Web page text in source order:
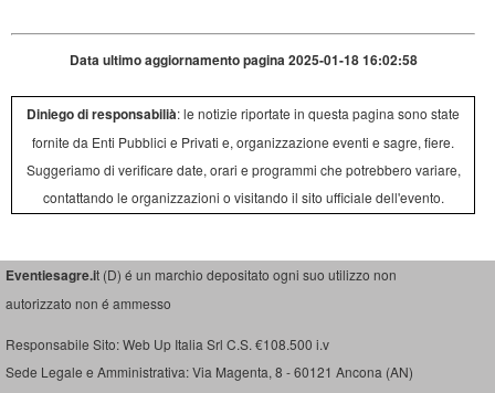
Data ultimo aggiornamento pagina 2025-01-18 16:02:58
Diniego di responsabilià: le notizie riportate in questa pagina sono state
fornite da Enti Pubblici e Privati e, organizzazione eventi e sagre, fiere.
Suggeriamo di verificare date, orari e programmi che potrebbero variare,
contattando le organizzazioni o visitando il sito ufficiale dell'evento.
Eventiesagre.it (D) é un marchio depositato ogni suo utilizzo non
autorizzato non é ammesso
Responsabile Sito: Web Up Italia Srl C.S. €108.500 i.v
Sede Legale e Amministrativa: Via Magenta, 8 - 60121 Ancona (AN)